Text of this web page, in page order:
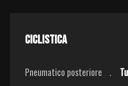
Ciclistica
Pneumatico posteriore